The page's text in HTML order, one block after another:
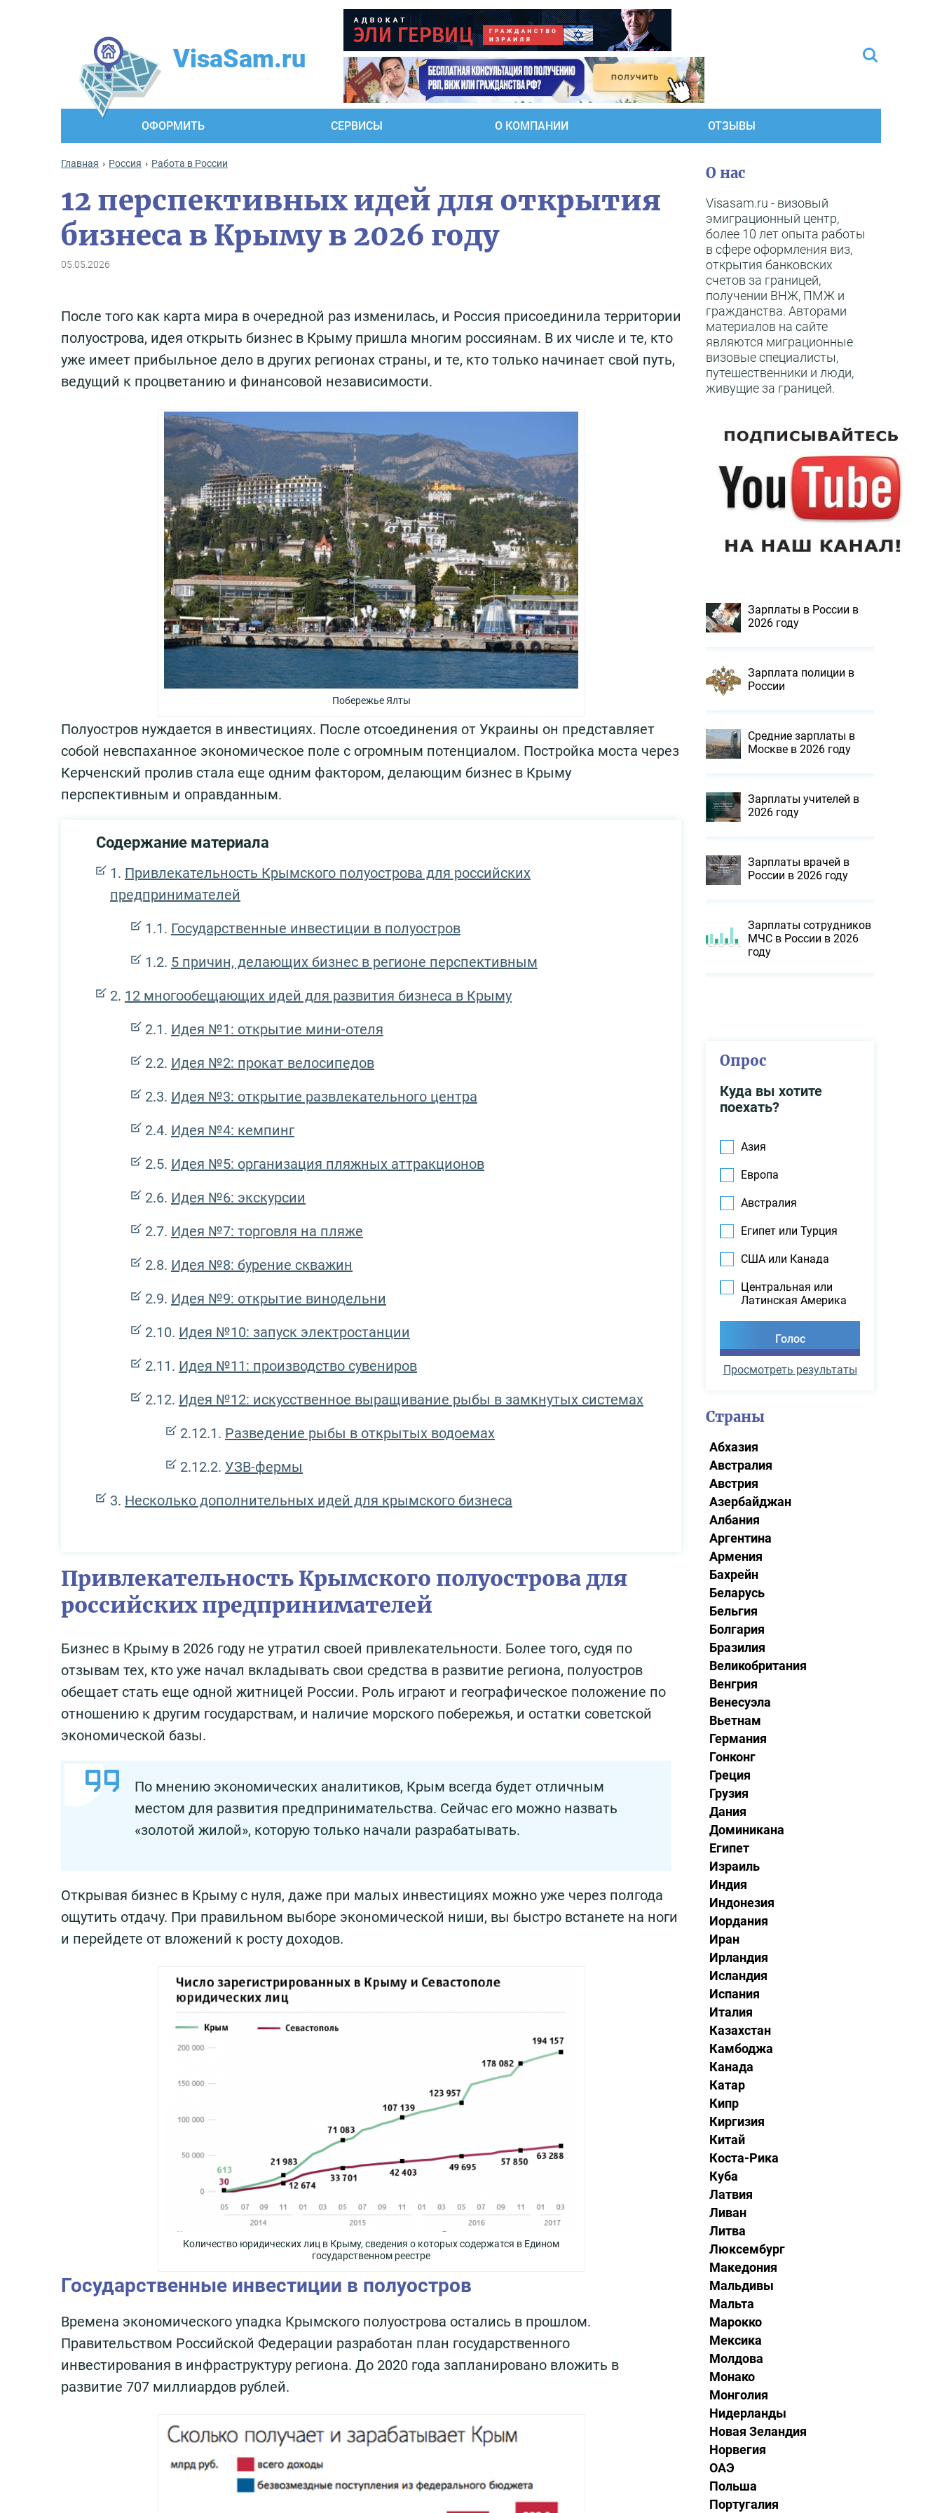
VisaSam.ru
ОФОРМИТЬ СЕРВИСЫ О КОМПАНИИ ОТЗЫВЫ
Главная Россия Работа в России
12 перспективных идей для открытия
бизнеса в Крыму в 2026 году
05.05.2026
После того как карта мира в очередной раз изменилась, и Россия присоединила территории
полуострова, идея открыть бизнес в Крыму пришла многим россиянам. В их числе и те, кто
уже имеет прибыльное дело в других регионах страны, и те, кто только начинает свой путь,
ведущий к процветанию и финансовой независимости.
Побережье Ялты
Полуостров нуждается в инвестициях. После отсоединения от Украины он представляет
собой невспаханное экономическое поле с огромным потенциалом. Постройка моста через
Керченский пролив стала еще одним фактором, делающим бизнес в Крыму
перспективным и оправданным.
Содержание материала
Привлекательность Крымского полуострова для российских
предпринимателей
Государственные инвестиции в полуостров
5 причин, делающих бизнес в регионе перспективным
12 многообещающих идей для развития бизнеса в Крыму
Идея №1: открытие мини-отеля
Идея №2: прокат велосипедов
Идея №3: открытие развлекательного центра
Идея №4: кемпинг
Идея №5: организация пляжных аттракционов
Идея №6: экскурсии
Идея №7: торговля на пляже
Идея №8: бурение скважин
Идея №9: открытие винодельни
Идея №10: запуск электростанции
Идея №11: производство сувениров
Идея №12: искусственное выращивание рыбы в замкнутых системах
Разведение рыбы в открытых водоемах
УЗВ-фермы
Несколько дополнительных идей для крымского бизнеса
Привлекательность Крымского полуострова для
российских предпринимателей
Бизнес в Крыму в 2026 году не утратил своей привлекательности. Более того, судя по
отзывам тех, кто уже начал вкладывать свои средства в развитие региона, полуостров
обещает стать еще одной житницей России. Роль играют и географическое положение по
отношению к другим государствам, и наличие морского побережья, и остатки советской
экономической базы.
По мнению экономических аналитиков, Крым всегда будет отличным
местом для развития предпринимательства. Сейчас его можно назвать
«золотой жилой», которую только начали разрабатывать.
Открывая бизнес в Крыму с нуля, даже при малых инвестициях можно уже через полгода
ощутить отдачу. При правильном выборе экономической ниши, вы быстро встанете на ноги
и перейдете от вложений к росту доходов.
Количество юридических лиц в Крыму, сведения о которых содержатся в Едином
государственном реестре
Государственные инвестиции в полуостров
Времена экономического упадка Крымского полуострова остались в прошлом.
Правительством Российской Федерации разработан план государственного
инвестирования в инфраструктуру региона. До 2020 года запланировано вложить в
развитие 707 миллиардов рублей.
О нас
Visasam.ru - визовый
эмиграционный центр,
более 10 лет опыта работы
в сфере оформления виз,
открытия банковских
счетов за границей,
получении ВНЖ, ПМЖ и
гражданства. Авторами
материалов на сайте
являются миграционные
визовые специалисты,
путешественники и люди,
живущие за границей.
Зарплаты в России в
2026 году
Зарплата полиции в
России
Средние зарплаты в
Москве в 2026 году
Зарплаты учителей в
2026 году
Зарплаты врачей в
России в 2026 году
Зарплаты сотрудников
МЧС в России в 2026
году
Опрос
Куда вы хотите
поехать?
Азия
Европа
Австралия
Египет или Турция
США или Канада
Центральная или
Латинская Америка
Просмотреть результаты
Страны
Абхазия
Австралия
Австрия
Азербайджан
Албания
Аргентина
Армения
Бахрейн
Беларусь
Бельгия
Болгария
Бразилия
Великобритания
Венгрия
Венесуэла
Вьетнам
Германия
Гонконг
Греция
Грузия
Дания
Доминикана
Египет
Израиль
Индия
Индонезия
Иордания
Иран
Ирландия
Исландия
Испания
Италия
Казахстан
Камбоджа
Канада
Катар
Кипр
Киргизия
Китай
Коста-Рика
Куба
Латвия
Ливан
Литва
Люксембург
Македония
Мальдивы
Мальта
Марокко
Мексика
Молдова
Монако
Монголия
Нидерланды
Новая Зеландия
Норвегия
ОАЭ
Польша
Португалия